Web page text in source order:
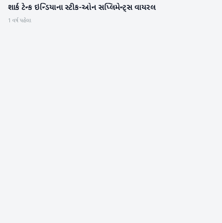
આરોગ્ય
શાર્ક ટેન્ક ઇન્ડિયાના સ્ટીક-ઓન સપ્લિમેન્ટ્સ વાયરલ
1 વર્ષ પહેલા